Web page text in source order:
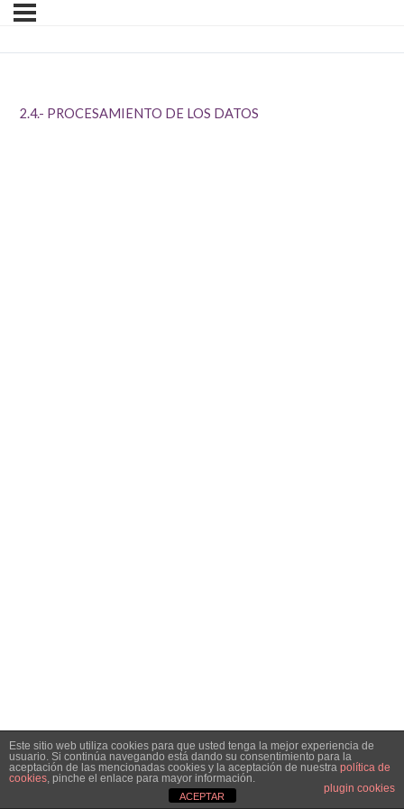
2.4.- PROCESAMIENTO DE LOS DATOS
Este sitio web utiliza cookies para que usted tenga la mejor experiencia de
usuario. Si continúa navegando está dando su consentimiento para la
aceptación de las mencionadas cookies y la aceptación de nuestra política de
cookies, pinche el enlace para mayor información.
plugin cookies
ACEPTAR